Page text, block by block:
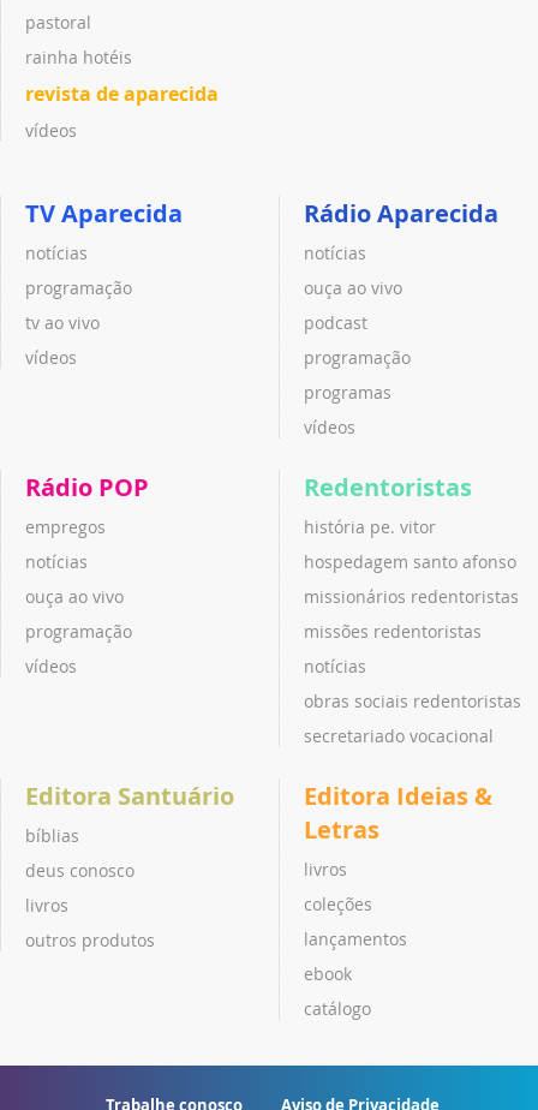
pastoral
rainha hotéis
revista de aparecida
vídeos
TV Aparecida
notícias
programação
tv ao vivo
vídeos
Rádio Aparecida
notícias
ouça ao vivo
podcast
programação
programas
vídeos
Rádio POP
empregos
notícias
ouça ao vivo
programação
vídeos
Redentoristas
história pe. vitor
hospedagem santo afonso
missionários redentoristas
missões redentoristas
notícias
obras sociais redentoristas
secretariado vocacional
Editora Santuário
bíblias
deus conosco
livros
outros produtos
Editora Ideias &
Letras
livros
coleções
lançamentos
ebook
catálogo
Trabalhe conosco Aviso de Privacidade